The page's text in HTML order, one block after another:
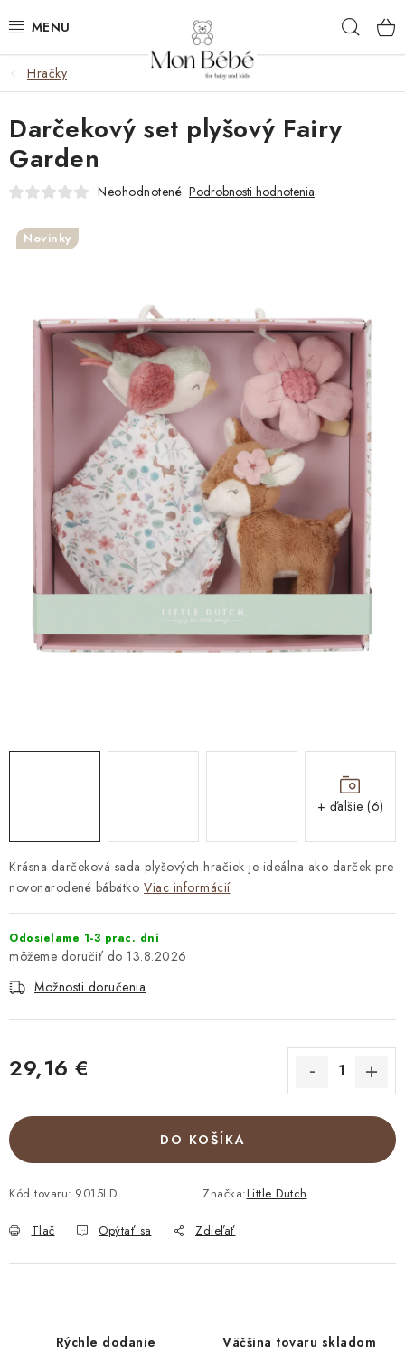
na
ZĽAVY
OBLEČENIE
VÝBAVA
DARČEKOVÉ BOXY
Všeobecné obchodné podmienky
Podmienky ochrany osobných údajov a poučenie o cookies
Reklamačný poriadok
Reklamačný formulár
Formulár na odstúpenie od zmluvy
Moja objednávka
Blog
Kontakty
Hračky
Krásna darčeková sada plyšových hračiek je ideálna ako darček pre
novonarodené bábätko Viac informácií
Odosielame 1-3 prac. dní
13.8.2026
Možnosti doručenia
29,16 €
DO KOŠÍKA
Kód tovaru: 9015LD Značka:Little Dutch
Tlač Opýtať sa Zdieľať
Darčekový set plyšový Fairy
Garden
Neohodnotené Podrobnosti hodnotenia
Novinky
+ ďalšie (6)
Rýchle dodanie Väčšina tovaru skladom